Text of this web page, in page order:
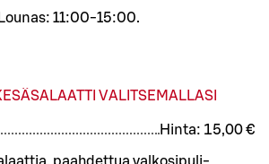
Lounas: 11:00-15:00.
VALITSEMALLASI
Hinta: 15,00 €